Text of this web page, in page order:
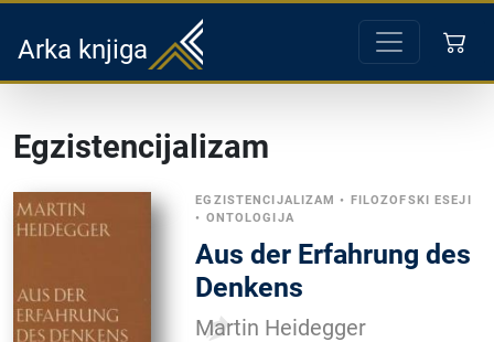
Arka knjiga
Egzistencijalizam
EGZISTENCIJALIZAM • FILOZOFSKI ESEJI
• ONTOLOGIJA
Aus der Erfahrung des
Denkens
Martin Heidegger